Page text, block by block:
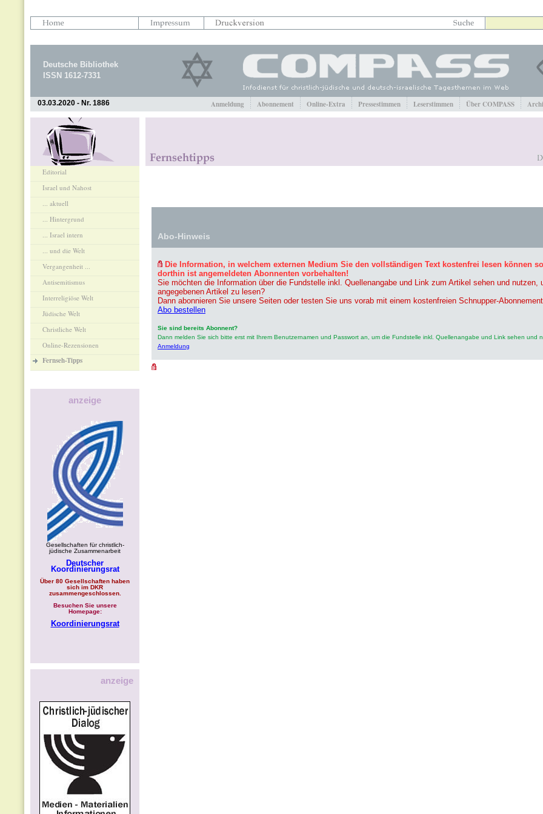
Deutsche Bibliothek
ISSN 1612-7331
03.03.2020 - Nr. 1886 Anmeldung Abonnement Online-Extra Pressestimmen Leserstimmen Über COMPASS
Editorial
Israel und Nahost
... aktuell
... Hintergrund
... Israel intern
... und die Welt
Vergangenheit ...
Antisemitismus
Interreligiöse Welt
Jüdische Welt
Christliche Welt
Online-Rezensionen
Fernseh-Tipps
anzeige
Gesellschaften für christlich-
jüdische Zusammenarbeit
Deutscher
Koordinierungsrat
Über 80 Gesellschaften haben
sich im DKR
zusammengeschlossen.
Besuchen Sie unsere
Homepage:
Koordinierungsrat
anzeige
Abo-Hinweis
Die Information, in welchem externen Medium Sie den vollständigen Text kostenfrei lesen können
dorthin ist angemeldeten Abonnenten vorbehalten!
Sie möchten die Information über die Fundstelle inkl. Quellenangabe und Link zum Artikel sehen und nutzen,
angegebenen Artikel zu lesen?
Dann abonnieren Sie unsere Seiten oder testen Sie uns vorab mit einem kostenfreien Schnupper-
Abo bestellen
Sie sind bereits Abonnent?
Dann melden Sie sich bitte erst mit Ihrem Benutzernamen und Passwort an, um die Fundstelle inkl. Quellenangabe und Link sehen und
Anmeldung